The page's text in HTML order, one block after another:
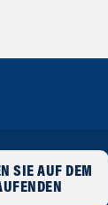
SIE AUF DEM